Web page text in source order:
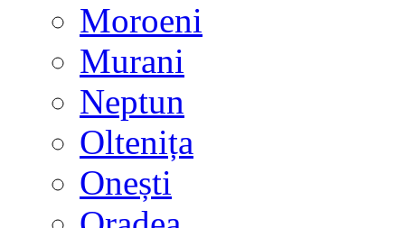
Moroeni
Murani
Neptun
Oltenița
Onești